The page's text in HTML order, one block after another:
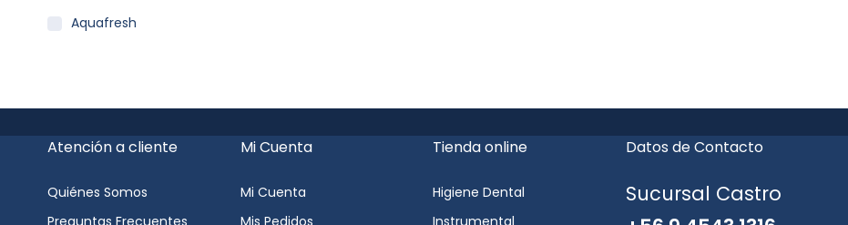
Aquafresh
Colgate
Coltene
Curaprox
Atención a cliente
Quiénes Somos
Preguntas Frecuentes
Mi Cuenta
Mi Cuenta
Mis Pedidos
Tienda online
Higiene Dental
Instrumental
Datos de Contacto
Sucursal Castro